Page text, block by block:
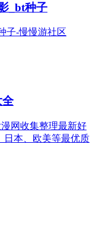
_bt种子
子-慢慢游社区
全
网收集整理最新好
日本、欧美等最优质